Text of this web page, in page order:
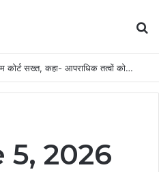
NEET पेपर लीक प्रदर्शन पर सुप्रीम कोर्ट सख्त, कहा- आपराधिक तत्वों को नहीं मिलेगी राहत
5, 2026